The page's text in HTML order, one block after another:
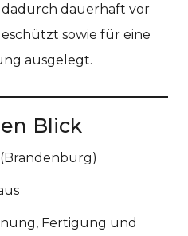
dauerhaft vor
sowie für eine
ausgelegt.
Blick
Fertigung und